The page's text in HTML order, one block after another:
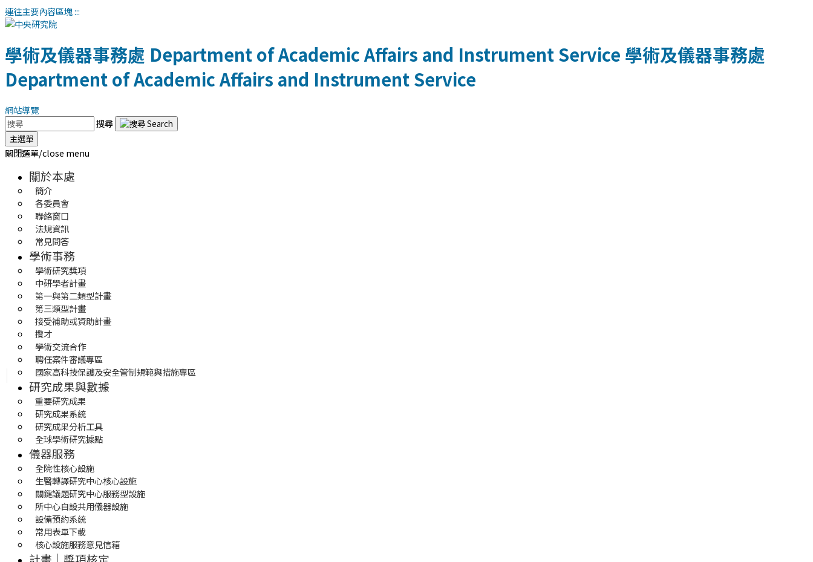
連往主要內容區塊:::
學術及儀器事務處 Department of Academic Affairs and Instrument Service 學術及儀器事務處
Department of Academic Affairs and Instrument Service
網站導覽
搜尋
主選單
關閉選單/close menu
關於本處
簡介
各委員會
聯絡窗口
法規資訊
常見問答
學術事務
學術研究獎項
中研學者計畫
第一與第二類型計畫
第三類型計畫
接受補助或資助計畫
攬才
學術交流合作
聘任案件審議專區
國家高科技保護及安全管制規範與措施專區
研究成果與數據
重要研究成果
研究成果系統
研究成果分析工具
全球學術研究據點
儀器服務
全院性核心設施
生醫轉譯研究中心核心設施
關鍵議題研究中心服務型設施
所中心自設共用儀器設施
設備預約系統
常用表單下載
核心設施服務意見信箱
計畫｜獎項核定